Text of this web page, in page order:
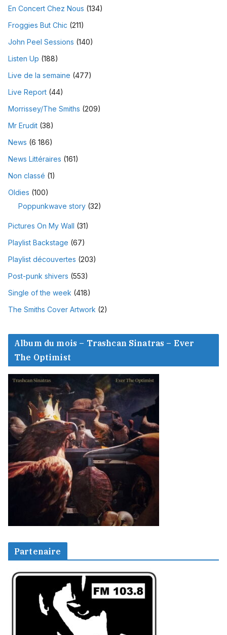
En Concert Chez Nous (134)
Froggies But Chic (211)
John Peel Sessions (140)
Listen Up (188)
Live de la semaine (477)
Live Report (44)
Morrissey/The Smiths (209)
Mr Erudit (38)
News (6 186)
News Littéraires (161)
Non classé (1)
Oldies (100)
Poppunkwave story (32)
Pictures On My Wall (31)
Playlist Backstage (67)
Playlist découvertes (203)
Post-punk shivers (553)
Single of the week (418)
The Smiths Cover Artwork (2)
Album du mois – Trashcan Sinatras – Ever
The Optimist
Partenaire